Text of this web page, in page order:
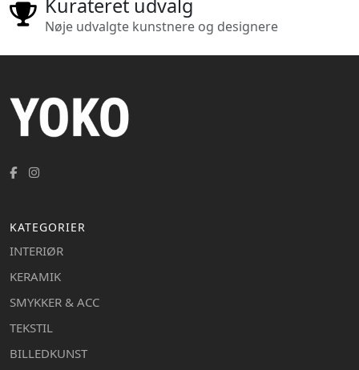
Kurateret udvalg
Nøje udvalgte kunstnere og designere
KATEGORIER
INTERIØR
KERAMIK
SMYKKER & ACC
TEKSTIL
BILLEDKUNST